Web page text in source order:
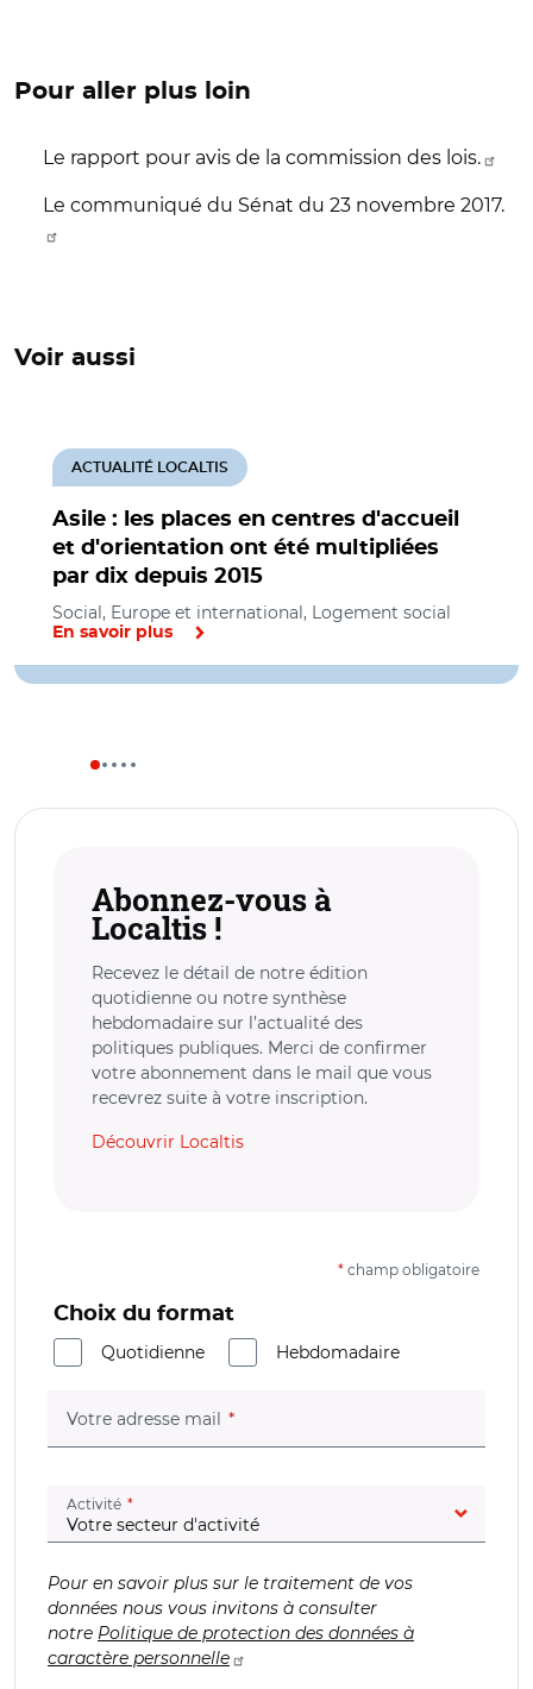
Pour aller plus loin
Le rapport pour avis de la commission des lois.
Le communiqué du Sénat du 23 novembre 2017.
Voir aussi
Asile : les places en centres d'accueil
et d'orientation ont été multipliées
par dix depuis 2015
ACTUALITÉ LOCALTIS
Social, Europe et international, Logement social
En savoir plus
Abonnez-vous à
Localtis !
Recevez le détail de notre édition
quotidienne ou notre synthèse
hebdomadaire sur l’actualité des
politiques publiques. Merci de confirmer
votre abonnement dans le mail que vous
recevrez suite à votre inscription.
Découvrir Localtis
* champ obligatoire
Choix du format
Quotidienne
Hebdomadaire
Votre adresse mail (champ obligatoire)
Activité (champ obligatoire)
Pour en savoir plus sur le traitement de vos
données nous vous invitons à consulter
notre Politique de protection des données à
caractère personnelle